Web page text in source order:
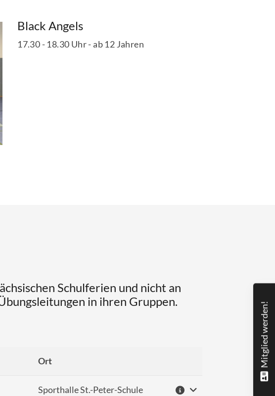
Black Angels
17.30 - 18.30 Uhr - ab 12 Jahren
Schulferien und nicht an
in ihren Gruppen.
Ort
Weitere Informationen
Sporthalle St.-Peter-Schule
Mitglied werden!